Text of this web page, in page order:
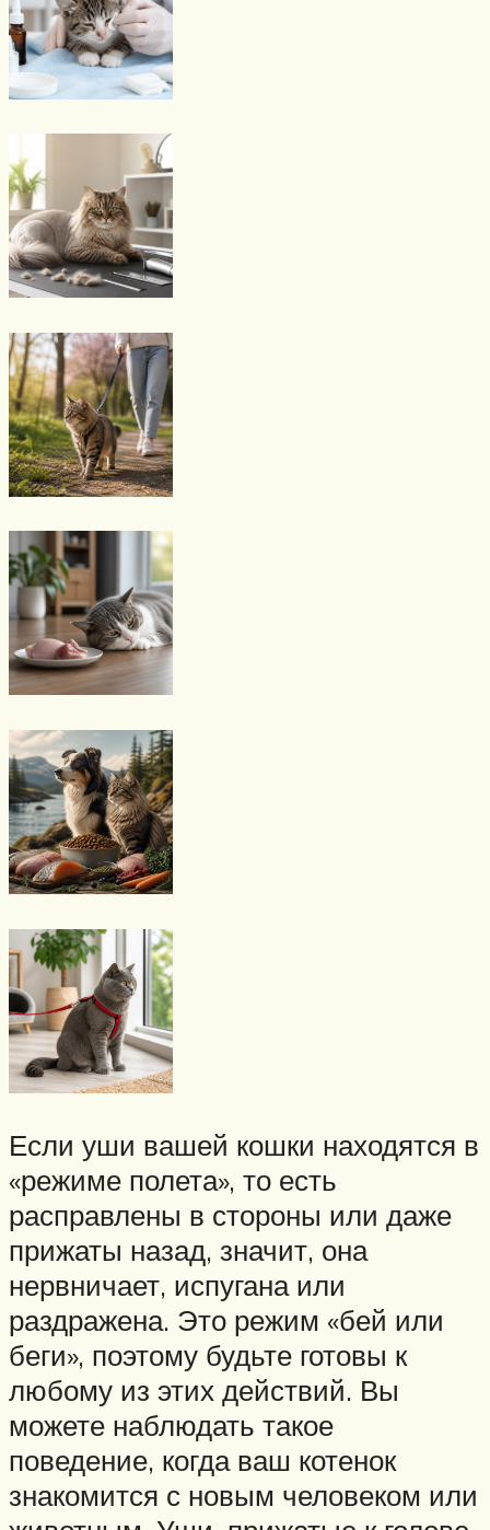
Если уши вашей кошки находятся в
«режиме полета», то есть
расправлены в стороны или даже
прижаты назад, значит, она
нервничает, испугана или
раздражена. Это режим «бей или
беги», поэтому будьте готовы к
любому из этих действий. Вы
можете наблюдать такое
поведение, когда ваш котенок
знакомится с новым человеком или